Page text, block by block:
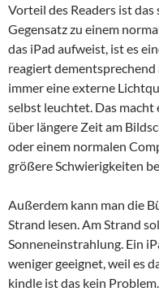
Vorteil des Readers ist das
Gegensatz zu einem
das iPad aufweist, ist es
reagiert dementsprechend
immer eine externe
selbst leuchtet. Das macht
über längere Zeit am
oder einem normalen
größere Schwierigkeiten
Außerdem kann man die
Strand lesen. Am Strand
Sonneneinstrahlung. Ein
weniger geeignet, weil es
kindle ist das kein Problem.